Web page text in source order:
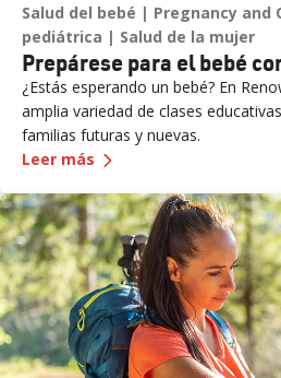
Salud del bebé Pregnancy and
pediátrica
Salud de la mujer
Prepárese para el bebé
¿Estás esperando un bebé? En
amplia variedad de clases
familias futuras y nuevas.
Leer más —